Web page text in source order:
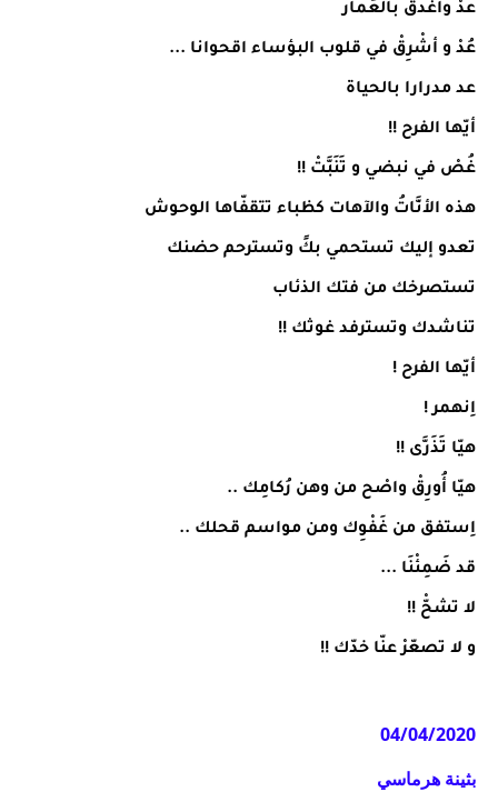
عدْ واغدق بالعَمار
عُدْ و أشْرِقْ في قلوب البؤساء اقحوانا ...
عد مدرارا بالحياة
أيّها الفرح !!
غُصْ في نبضي و تَنَبَّتْ !!
هذه الأنَّاتُ والآهات كظباء تتقفّاها الوحوش
تعدو إليك تستحمي بكً وتسترحم حضنك
تستصرخك من فتك الذئاب
تناشدك وتسترفد غوثك !!
أيّها الفرح !
اِنهمر !
هيّا تَذَرَّى !!
هيّا أُورِقْ واصْح من وهن رُكامِك ..
اِستفق من غَفْوِك ومن مواسم قحلك ..
قد ضَمِئْنَا ...
لا تشحّْ !!
و لا تصعّرْ عنّا خدّك !!
04/04/2020
بثينة هرماسي